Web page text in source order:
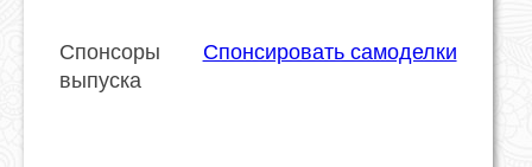
Спонсировать самоделки
Спонсоры
выпуска